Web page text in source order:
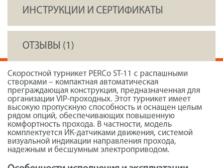
ИНСТРУКЦИИ И СЕРТИФИКАТЫ
ОТЗЫВЫ (1)
Скоростной турникет PERCo ST-11 с распашными
створками – компактная автоматическая
преграждающая конструкция, предназначенная для
организации VIP-проходных. Этот турникет имеет
высокую пропускную способность и оснащен целым
рядом опций, обеспечивающих повышенную
комфортность прохода. В частности, модель
комплектуется ИК-датчиками движения, системой
визуальной индикации направления прохода,
надежным и бесшумным электроприводом.